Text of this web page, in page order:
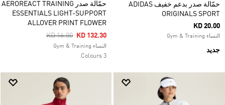
حمّالة صدر بدعم خفيف ADIDAS
ORIGINALS SPORT
KD 20.00
النساء Gym & Training
جديد
حمّالة صدر AEROREACT TRAINING
ESSENTIALS LIGHT-SUPPORT
ALLOVER PRINT FLOWER
Price Reduced From
KD 16.00ToKD 132.30
النساء Gym & Training
3 Colours